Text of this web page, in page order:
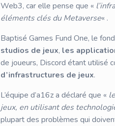
Web3, car elle pense que «
éléments clés du Metaverse« .
Baptisé Games Fund One, le
studios de jeux, les
de joueurs, Discord étant utilisé
d’infrastructures de jeux.
L’équipe d’a16z a déclaré que «
jeux, en utilisant des
plupart des problèmes qui